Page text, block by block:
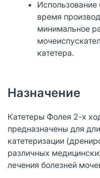
время
минимальное
катетера.
Назначение
Катетеры Фолея 2-х
предназначены для
катетеризации
различных
лечения болезней